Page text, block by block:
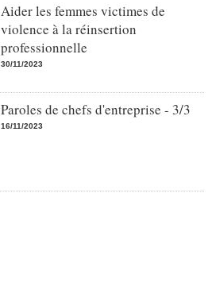
Aider les femmes victimes de
violence à la réinsertion
professionnelle
30/11/2023
Paroles de chefs d'entreprise - 3/3
16/11/2023